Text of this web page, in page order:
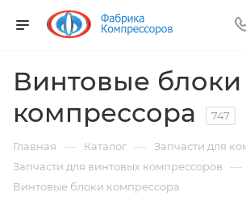
Винтовые блоки
компрессора
747
Главная — Каталог — Запчасти для
Запчасти для винтовых компрессоров —
Винтовые блоки компрессора